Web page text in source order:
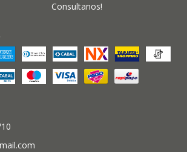
Consultanos!